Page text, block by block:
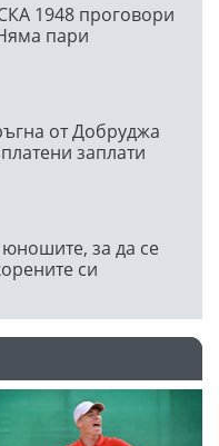
1948 проговори
пари
от Добруджа
заплати
за да се
си